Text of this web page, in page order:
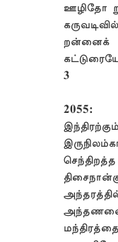
ஊழிதோ
றன்னைக்
3
2055: